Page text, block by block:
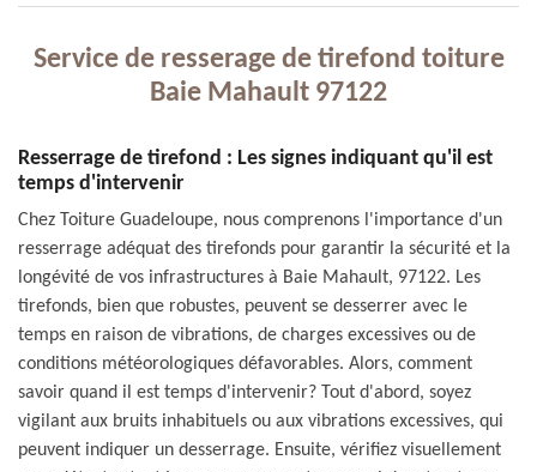
Service de resserage de tirefond toiture
Baie Mahault 97122
Resserrage de tirefond : Les signes indiquant qu'il est
temps d'intervenir
Chez Toiture Guadeloupe, nous comprenons l'importance d'un
resserrage adéquat des tirefonds pour garantir la sécurité et la
longévité de vos infrastructures à Baie Mahault, 97122. Les
tirefonds, bien que robustes, peuvent se desserrer avec le
temps en raison de vibrations, de charges excessives ou de
conditions météorologiques défavorables. Alors, comment
savoir quand il est temps d'intervenir? Tout d'abord, soyez
vigilant aux bruits inhabituels ou aux vibrations excessives, qui
peuvent indiquer un desserrage. Ensuite, vérifiez visuellement